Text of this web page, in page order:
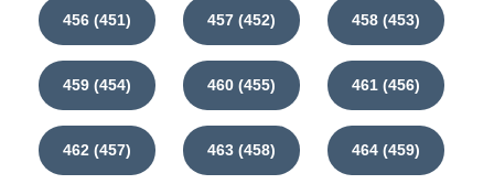
456 (451) 457 (452) 458 (453)
459 (454) 460 (455) 461 (456)
462 (457) 463 (458) 464 (459)